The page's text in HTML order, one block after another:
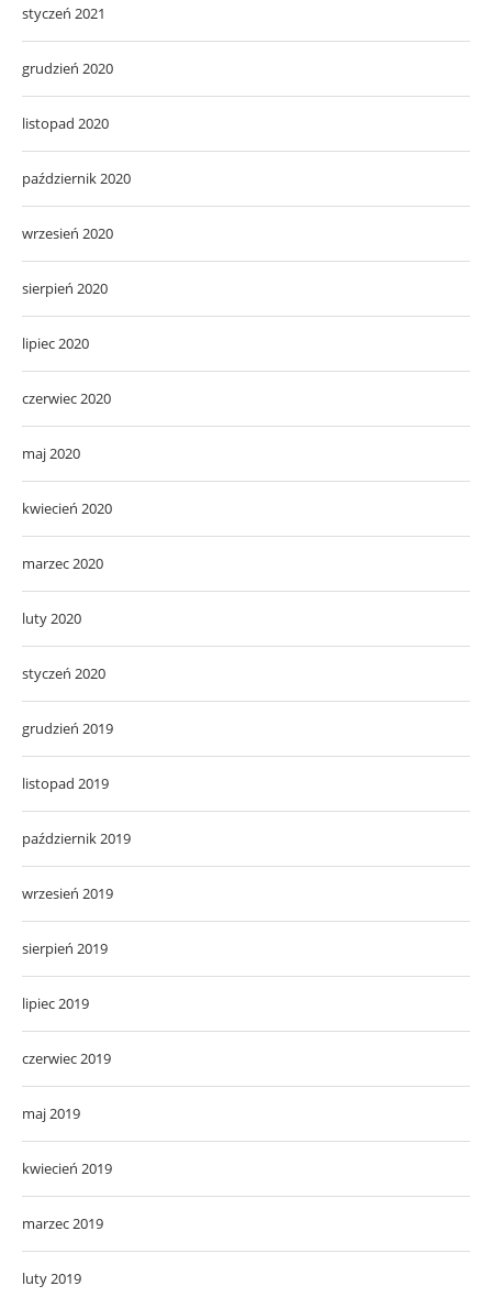
styczeń 2021
grudzień 2020
listopad 2020
październik 2020
wrzesień 2020
sierpień 2020
lipiec 2020
czerwiec 2020
maj 2020
kwiecień 2020
marzec 2020
luty 2020
styczeń 2020
grudzień 2019
listopad 2019
październik 2019
wrzesień 2019
sierpień 2019
lipiec 2019
czerwiec 2019
maj 2019
kwiecień 2019
marzec 2019
luty 2019